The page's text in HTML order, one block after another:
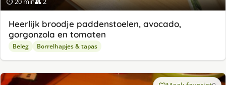
Heerlijk broodje paddenstoelen, avocado,
gorgonzola en tomaten
Beleg Borrelhapjes & tapas